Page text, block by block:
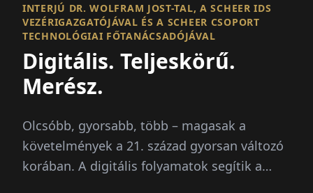
INTERJÚ DR. WOLFRAM JOST-TAL, A SCHEER IDS
VEZÉRIGAZGATÓJÁVAL ÉS A SCHEER CSOPORT
TECHNOLÓGIAI FŐTANÁCSADÓJÁVAL
Digitális. Teljeskörű.
Merész.
Olcsóbb, gyorsabb, több – magasak a
követelmények a 21. század gyorsan változó
korában. A digitális folyamatok segítik a